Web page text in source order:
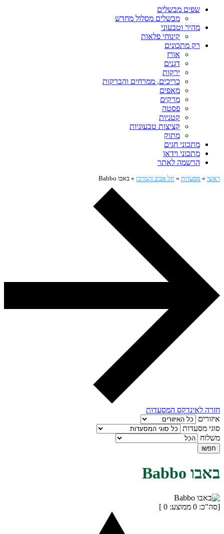
שפים מבשלים
מבשלים מסלול מחדש
מהיר וטבעוני
קינוחי פלאות
רק מתכונים
אורז
דגנים
ירקות
כריכים, ממרחים והברקות
מאפים
מרקים
פסטה
קטניות
קציצות טבעוניות
מתוק
מתכוני חגים
מתכוני וידאו
הרשמה לאתר
ראשי » מסעדות » תל אביב והמרכז » באבו Babbo
חזרה לאינדקס המסעדות
איזורים
סוגי מסעדות
משלוח
חפשו
באבו Babbo
[סה"כ: 0 ממוצע: 0
]